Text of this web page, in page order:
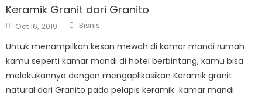
Keramik Granit dari Granito
Posted
on
Oct 16, 2019 Author
Bisnis
Untuk menampilkan kesan mewah di kamar mandi rumah
kamu seperti kamar mandi di hotel berbintang, kamu bisa
melakukannya dengan mengaplikasikan Keramik granit
natural dari Granito pada pelapis keramik kamar mandi